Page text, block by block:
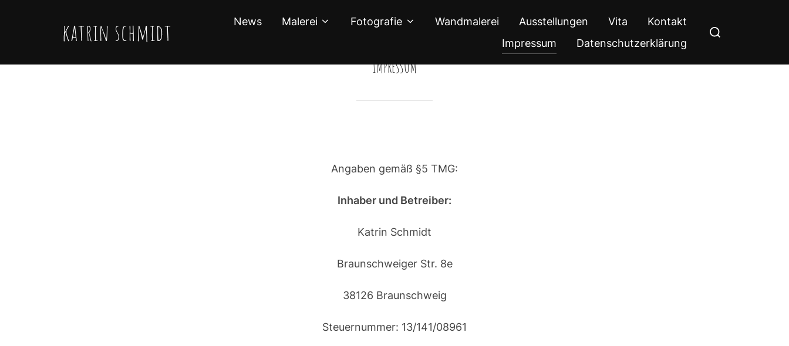
katrin schmidt News Malerei Fotografie Wandmalerei Ausstellungen Vita
Kontakt
Impressum
Datenschutzerklärung
nach:
IMPRESSUM
Angaben gemäß §5 TMG:
Inhaber und Betreiber:
Katrin Schmidt
Braunschweiger Str. 8e
38126 Braunschweig
Steuernummer: 13/141/08961